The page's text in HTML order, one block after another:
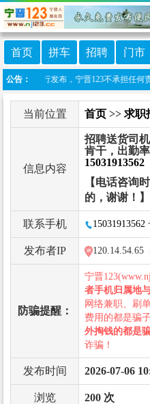
首页 拼车 招聘 门市
公告：
网友自行发布，宁晋123不承担任何
当前位置 首页 >> 求职
信息内容
招聘送货司
肯干，出勤
15031913562
【电话咨询
的，谢谢！】
联系手机 15031913562
发布者IP 120.14.54.65
防骗提醒：
宁晋
者手机归属地
网络兼职、刷
费用的都是骗子
外掏钱的都是
诈骗！
发布时间 2026-07-06
浏览 200 次